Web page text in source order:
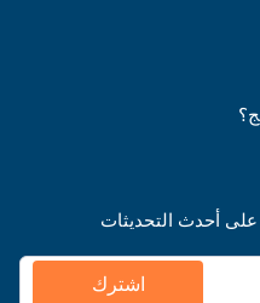
أحدث التحديثات
اشترك